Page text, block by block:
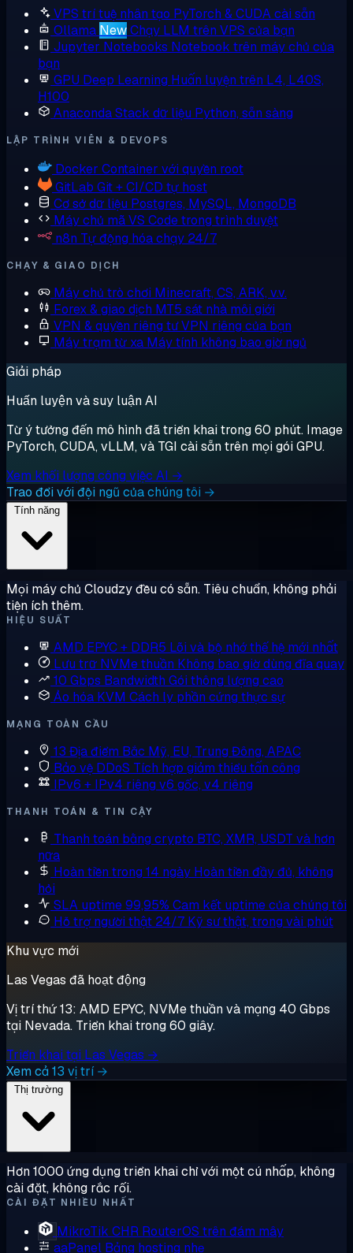
VPS trí tuệ nhân tạo PyTorch & CUDA cài sẵn
Ollama NewChạy LLM trên VPS của bạn
Jupyter Notebooks Notebook trên máy chủ của
bạn
GPU Deep Learning Huấn luyện trên L4, L40S,
H100
AnacondaStack dữ liệu Python, sẵn sàng
LẬP TRÌNH VIÊN & DEVOPS
Docker Container với quyền root
GitLab Git + CI/CD tự host
Cơ sở dữ liệu Postgres, MySQL, MongoDB
Máy chủ mãVS Code trong trình duyệt
n8n Tự động hóa chạy 24/7
CHẠY & GIAO DỊCH
Máy chủ trò chơi Minecraft, CS, ARK, v.v.
Forex & giao dịch MT5 sát nhà môi giới
VPN & quyền riêng tưVPN riêng của bạn
Máy trạm từ xa Máy tính không bao giờ ngủ
Giải pháp
Huấn luyện và suy luận AI
Từ ý tưởng đến mô hình đã triển khai trong 60 phút. Image
PyTorch, CUDA, vLLM, và TGI cài sẵn trên mọi gói GPU.
Xem khối lượng công việc AI →
Trao đổi với đội ngũ của chúng tôi →
Mọi máy chủ Cloudzy đều có sẵn. Tiêu chuẩn, không phải
tiện ích thêm.
HIỆU SUẤT
AMD EPYC + DDR5 Lõi và bộ nhớ thế hệ mới nhất
Lưu trữ NVMe thuần Không bao giờ dùng đĩa quay
10 Gbps Bandwidth Gói thông lượng cao
Ảo hóa KVM Cách ly phần cứng thực sự
MẠNG TOÀN CẦU
13 Địa điểm Bắc Mỹ, EU, Trung Đông, APAC
Bảo vệ DDoS Tích hợp giảm thiểu tấn công
IPv6 + IPv4 riêng v6 gốc, v4 riêng
THANH TOÁN & TIN CẬY
Thanh toán bằng crypto BTC, XMR, USDT và hơn
nữa
Hoàn tiền trong 14 ngày Hoàn tiền đầy đủ, không
hỏi
SLA uptime 99,95% Cam kết uptime của chúng tôi
Hỗ trợ người thật 24/7 Kỹ sư thật, trong vài phút
Khu vực mới
Las Vegas đã hoạt động
Vị trí thứ 13: AMD EPYC, NVMe thuần và mạng 40 Gbps
tại Nevada. Triển khai trong 60 giây.
Triển khai tại Las Vegas →
Xem cả 13 vị trí →
Hơn 1000 ứng dụng triển khai chỉ với một cú nhấp, không
cài đặt, không rắc rối.
CÀI ĐẶT NHIỀU NHẤT
MikroTik CHR RouterOS trên đám mây
aaPanel Bảng hosting nhẹ